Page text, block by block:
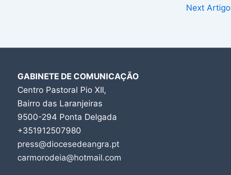
Next Artigo
GABINETE DE COMUNICAÇÃO
Centro Pastoral Pio XII,
Bairro das Laranjeiras
9500-294 Ponta Delgada
+351912507980
press@diocesedeangra.pt
carmorodeia@hotmail.com